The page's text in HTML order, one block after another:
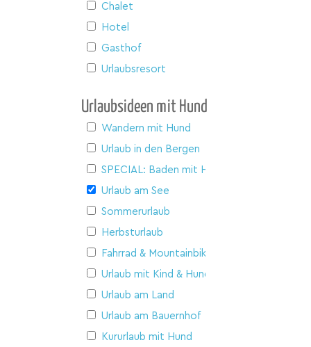
Chalet
Hotel
Gasthof
Urlaubsresort
Urlaubsideen mit Hund
Wandern mit Hund
Urlaub in den Bergen
SPECIAL: Baden mit Hund
Urlaub am See
Sommerurlaub
Herbsturlaub
Fahrrad & Mountainbike
Urlaub mit Kind & Hund
Urlaub am Land
Urlaub am Bauernhof
Kururlaub mit Hund